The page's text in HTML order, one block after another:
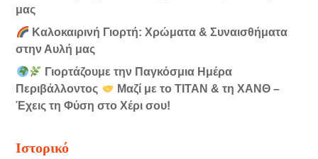
μας
Καλοκαιρινή Γιορτή: Χρώματα & Συναισθήματα
στην Αυλή μας
Γιορτάζουμε την Παγκόσμια Ημέρα
Περιβάλλοντος
Μαζί με το ΤΙΤΑΝ & τη ΧΑΝΘ –
Έχεις τη Φύση στο Χέρι σου!
Ιστορικό